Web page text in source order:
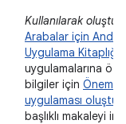
Kullanılarak
Arabalar için
Uygulama Kitaplığı
uygulamalarına
bilgiler için Önemli
uygulaması
başlıklı makaleyi